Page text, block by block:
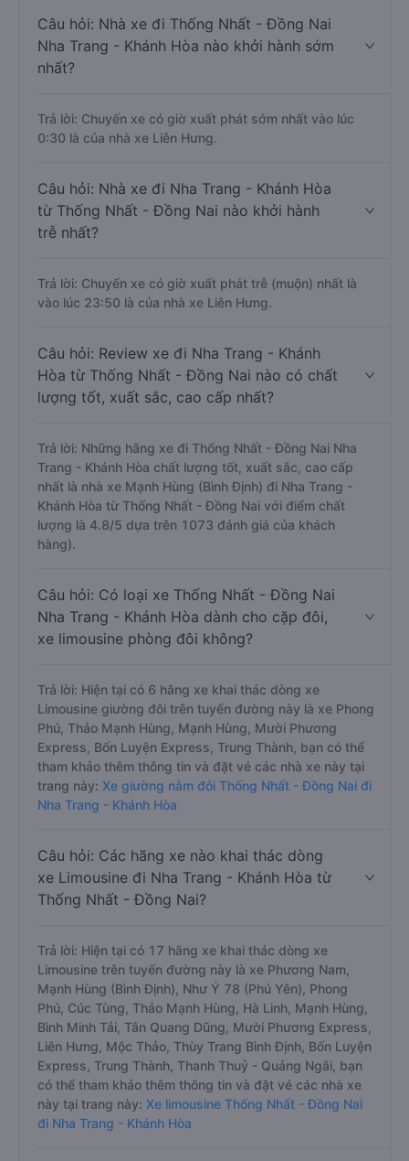
Câu hỏi: Nhà xe đi Thống Nhất - Đồng Nai
Nha Trang - Khánh Hòa nào khởi hành sớm
nhất?
Trả lời: Chuyến xe có giờ xuất phát sớm nhất vào lúc
0:30 là của nhà xe Liên Hưng.
Câu hỏi: Nhà xe đi Nha Trang - Khánh Hòa
từ Thống Nhất - Đồng Nai nào khởi hành
trễ nhất?
Trả lời: Chuyến xe có giờ xuất phát trễ (muộn) nhất là
vào lúc 23:50 là của nhà xe Liên Hưng.
Câu hỏi: Review xe đi Nha Trang - Khánh
Hòa từ Thống Nhất - Đồng Nai nào có chất
lượng tốt, xuất sắc, cao cấp nhất?
Trả lời: Những hãng xe đi Thống Nhất - Đồng Nai Nha
Trang - Khánh Hòa chất lượng tốt, xuất sắc, cao cấp
nhất là nhà xe Mạnh Hùng (Bình Định) đi Nha Trang -
Khánh Hòa từ Thống Nhất - Đồng Nai với điểm chất
lượng là 4.8/5 dựa trên 1073 đánh giá của khách
hàng).
Câu hỏi: Có loại xe Thống Nhất - Đồng Nai
Nha Trang - Khánh Hòa dành cho cặp đôi,
xe limousine phòng đôi không?
Trả lời: Hiện tại có 6 hãng xe khai thác dòng xe
Limousine giường đôi trên tuyến đường này là xe Phong
Phú, Thảo Mạnh Hùng, Mạnh Hùng, Mười Phương
Express, Bốn Luyện Express, Trung Thành, bạn có thể
tham khảo thêm thông tin và đặt vé các nhà xe này tại
trang này: Xe giường nằm đôi Thống Nhất - Đồng Nai đi
Nha Trang - Khánh Hòa
Câu hỏi: Các hãng xe nào khai thác dòng
xe Limousine đi Nha Trang - Khánh Hòa từ
Thống Nhất - Đồng Nai?
Trả lời: Hiện tại có 17 hãng xe khai thác dòng xe
Limousine trên tuyến đường này là xe Phương Nam,
Mạnh Hùng (Bình Định), Như Ý 78 (Phú Yên), Phong
Phú, Cúc Tùng, Thảo Mạnh Hùng, Hà Linh, Mạnh Hùng,
Bình Minh Tải, Tân Quang Dũng, Mười Phương Express,
Liên Hưng, Mộc Thảo, Thùy Trang Bình Định, Bốn Luyện
Express, Trung Thành, Thanh Thuỷ - Quảng Ngãi, bạn
có thể tham khảo thêm thông tin và đặt vé các nhà xe
này tại trang này: Xe limousine Thống Nhất - Đồng Nai
đi Nha Trang - Khánh Hòa